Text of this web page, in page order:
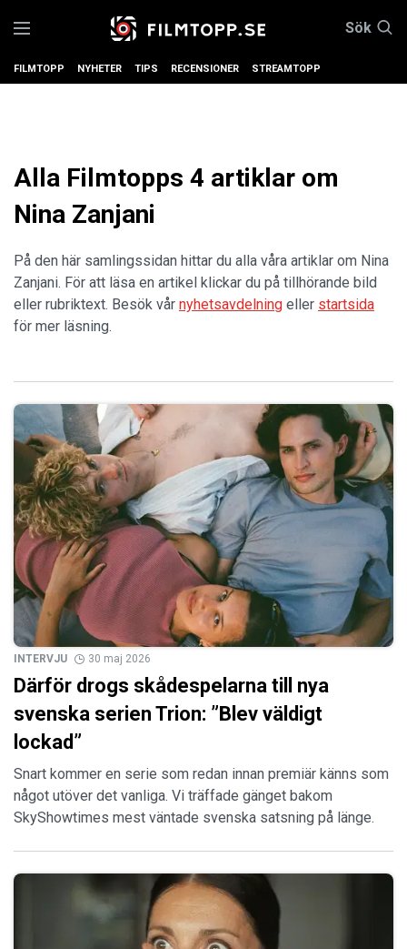
Sök
FILMTOPP NYHETER TIPS RECENSIONER STREAMTOPP
Alla Filmtopps 4 artiklar om
Nina Zanjani
På den här samlingssidan hittar du alla våra artiklar om Nina
Zanjani. För att läsa en artikel klickar du på tillhörande bild
eller rubriktext. Besök vår nyhetsavdelning eller startsida
för mer läsning.
INTERVJU 30 maj 2026
Därför drogs skådespelarna till nya
svenska serien Trion: ”Blev väldigt
lockad”
Snart kommer en serie som redan innan premiär känns som
något utöver det vanliga. Vi träffade gänget bakom
SkyShowtimes mest väntade svenska satsning på länge.